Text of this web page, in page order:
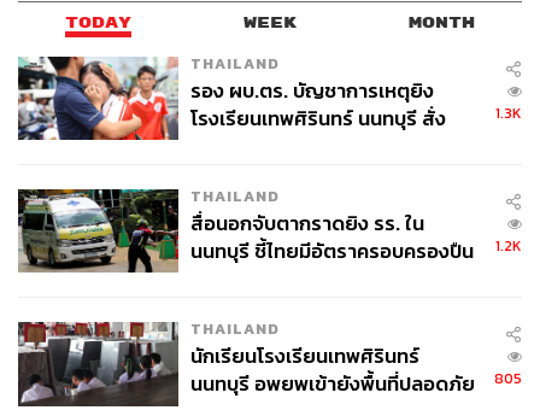
TODAY WEEK MONTH
THAILAND
รอง ผบ.ตร. บัญชาการเหตุยิง
โรงเรียนเทพศิรินทร์ นนทบุรี สั่ง
1.3K
THAILAND
สื่อนอกจับตากราดยิง รร. ใน
นนทบุรี ชี้ไทยมีอัตราครอบครองปืน
1.2K
THAILAND
นักเรียนโรงเรียนเทพศิรินทร์
นนทบุรี อพยพเข้ายังพื้นที่ปลอดภัย
805